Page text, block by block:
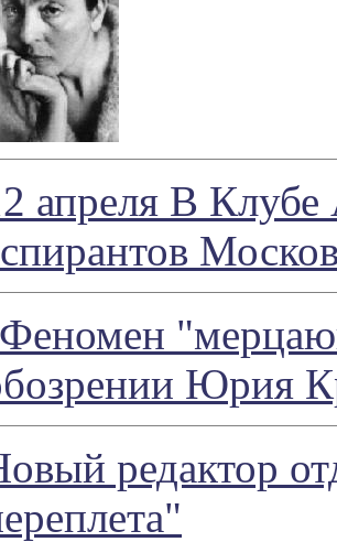
апреля В Клубе
Юрия
редактор